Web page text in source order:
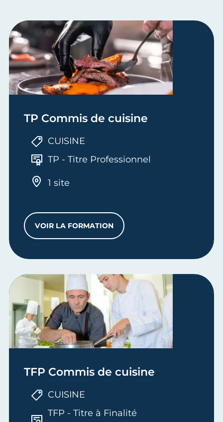
TP Commis de cuisine
CUISINE
TP - Titre Professionnel
1 site
VOIR LA FORMATIONTP COMMIS DE CUISINE
TFP Commis de cuisine
CUISINE
TFP - Titre à Finalité